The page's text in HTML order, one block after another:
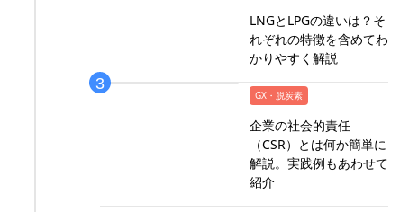
LNGとLPGの違いは？そ
れぞれの特徴を含めてわ
かりやすく解説
GX・脱炭素
企業の社会的責任
（CSR）とは何か簡単に
解説。実践例もあわせて
紹介